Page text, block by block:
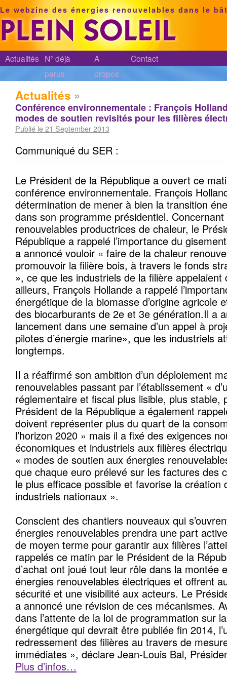
Le webzine des énergies renouvelables dans le
Actualités N° déjà
parus
A
propos
Contact
Actualités »
Conférence environnementale : François
modes de soutien revisités pour les filières
Publié le 21 September 2013
Communiqué du SER :
Le Président de la République a ouvert ce
conférence environnementale. François
détermination de mener à bien la transition
dans son programme présidentiel.
renouvelables productrices de chaleur, le
République a rappelé l’importance du
a annoncé vouloir « faire de la chaleur
promouvoir la filière bois, à travers le fonds
», ce que les industriels de la filière
ailleurs, François Hollande a rappelé
énergétique de la biomasse d’origine agricole
des biocarburants de 2e et 3e génération.Il a
lancement dans une semaine d’un appel à
pilotes d’énergie marine», que les industriels
longtemps.
Il a réaffirmé son ambition d’un déploiement
renouvelables passant par l’établissement «
réglementaire et fiscal plus lisible, plus stable,
Président de la République a également
doivent représenter plus du quart de la
l’horizon 2020 » mais il a fixé des exigences
économiques et industriels aux filières
« modes de soutien aux énergies
que chaque euro prélevé sur les factures des
le plus efficace possible et favorise la création
industriels nationaux ».
Conscient des chantiers nouveaux qui
énergies renouvelables prendra une part
de moyen terme pour garantir aux filières
rappelés ce matin par le Président de la
d’achat ont joué tout leur rôle dans la montée
énergies renouvelables électriques et offrent
sécurité et une visibilité aux acteurs. Le
a annoncé une révision de ces mécanismes.
dans l’attente de la loi de programmation sur
énergétique qui devrait être publiée fin 2014,
redressement des filières au travers de
immédiates », déclare Jean-Louis Bal,
Plus d’infos…